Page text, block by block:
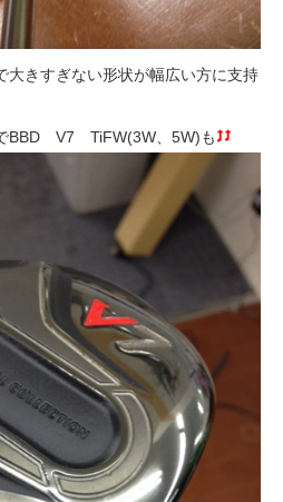
大きすぎない形状が幅広い方に支持
BBD V7 TiFW(3W、5W)も